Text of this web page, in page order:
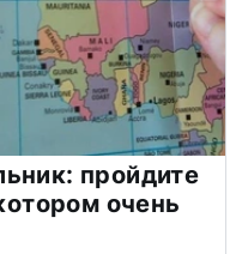
пройдите
очень